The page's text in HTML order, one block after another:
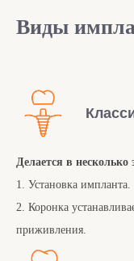
Виды
Делается в несколько
1. Установка импланта.
2. Коронка
приживления.